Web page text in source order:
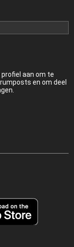
aan om te
en om deel